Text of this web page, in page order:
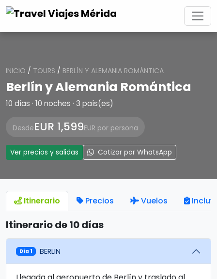
INICIO / TOURS / BERLÍN Y ALEMANIA ROMÁNTICA
Berlín y Alemania Romántica
10 días · 10 noches · 3 país(es)
DesdeEUR 1,599EUR por persona
Ver precios y salidas Cotizar por WhatsApp
Itinerario Precios Vuelos
Itinerario de 10 días
Día 1 BERLIN